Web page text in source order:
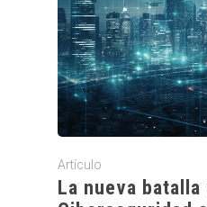
Artículo
La nueva batalla